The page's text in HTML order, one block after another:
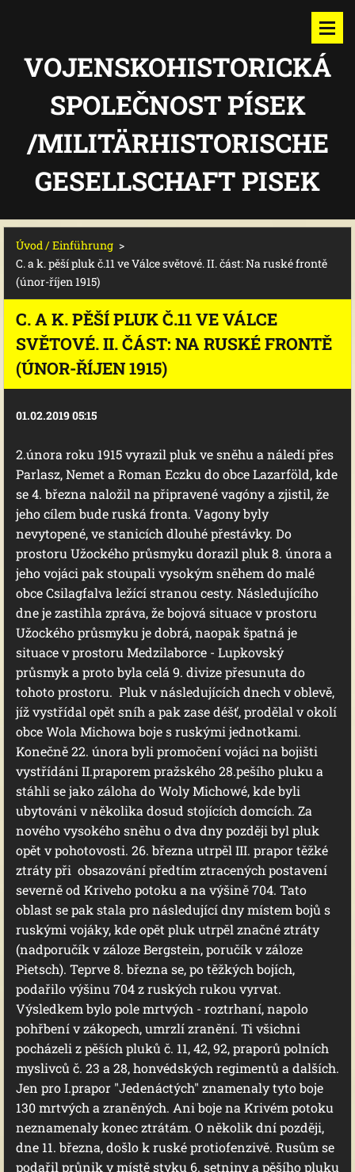
VOJENSKOHISTORICKÁ
SPOLEČNOST PÍSEK
/MILITÄRHISTORISCHE
GESELLSCHAFT PISEK
Úvod / Einführung >
C. a k. pěší pluk č.11 ve Válce světové. II. část: Na ruské frontě
(únor-říjen 1915)
C. A K. PĚŠÍ PLUK Č.11 VE VÁLCE
SVĚTOVÉ. II. ČÁST: NA RUSKÉ FRONTĚ
(ÚNOR-ŘÍJEN 1915)
01.02.2019 05:15
2.února roku 1915 vyrazil pluk ve sněhu a náledí přes
Parlasz, Nemet a Roman Eczku do obce Lazarföld, kde
se 4. března naložil na připravené vagóny a zjistil, že
jeho cílem bude ruská fronta. Vagony byly
nevytopené, ve stanicích dlouhé přestávky. Do
prostoru Užockého průsmyku dorazil pluk 8. února a
jeho vojáci pak stoupali vysokým sněhem do malé
obce Csilagfalva ležící stranou cesty. Následujícího
dne je zastihla zpráva, že bojová situace v prostoru
Užockého průsmyku je dobrá, naopak špatná je
situace v prostoru Medzilaborce - Lupkovský
průsmyk a proto byla celá 9. divize přesunuta do
tohoto prostoru. Pluk v následujících dnech v oblevě,
jíž vystřídal opět sníh a pak zase déšť, prodělal v okolí
obce Wola Michowa boje s ruskými jednotkami.
Konečně 22. února byli promočení vojáci na bojišti
vystřídáni II.praporem pražského 28.pešího pluku a
stáhli se jako záloha do Woly Michowé, kde byli
ubytováni v několika dosud stojících domcích. Za
nového vysokého sněhu o dva dny později byl pluk
opět v pohotovosti. 26. března utrpěl III. prapor těžké
ztráty při obsazování předtím ztracených postavení
severně od Kriveho potoku a na výšině 704. Tato
oblast se pak stala pro následující dny místem bojů s
ruskými vojáky, kde opět pluk utrpěl značné ztráty
(nadporučík v záloze Bergstein, poručík v záloze
Pietsch). Teprve 8. března se, po těžkých bojích,
podařilo výšinu 704 z ruských rukou vyrvat.
Výsledkem bylo pole mrtvých - roztrhaní, napolo
pohřbení v zákopech, umrzlí zranění. Ti všichni
pocházeli z pěších pluků č. 11, 42, 92, praporů polních
myslivců č. 23 a 28, honvédských regimentů a dalších.
Jen pro I.prapor "Jedenáctých" znamenaly tyto boje
130 mrtvých a zraněných. Ani boje na Krivém potoku
neznamenaly konec ztrátám. O několik dní později,
dne 11. března, došlo k ruské protiofenzivě. Rusům se
podařil průnik v místě styku 6. setniny a pěšího pluku